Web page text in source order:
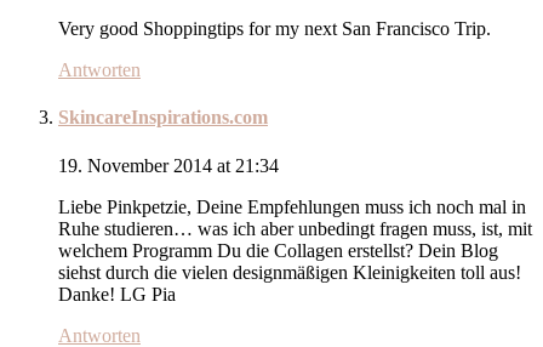
Very good Shoppingtips for my next San Francisco Trip.
Antworten
SkincareInspirations.com
19. November 2014 at 21:34
Liebe Pinkpetzie, Deine Empfehlungen muss ich noch mal in
Ruhe studieren… was ich aber unbedingt fragen muss, ist, mit
welchem Programm Du die Collagen erstellst? Dein Blog
siehst durch die vielen designmäßigen Kleinigkeiten toll aus!
Danke! LG Pia
Antworten